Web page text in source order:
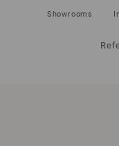
Showrooms